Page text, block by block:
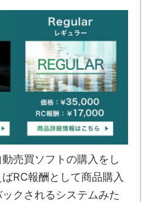
売買ソフトの購入をし
RC報酬として商品購入
クされるシステムみた